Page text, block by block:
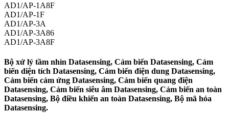
AD1/AP-1A8F
AD1/AP-1F
AD1/AP-3A
AD1/AP-3A86
AD1/AP-3A8F
Bộ xử lý tầm nhìn Datasensing, Cảm biến Datasensing, Cảm
biến diện tích Datasensing, Cảm biến điện dung Datasensing,
Cảm biến cảm ứng Datasensing, Cảm biến quang điện
Datasensing, Cảm biến siêu âm Datasensing, Cảm biến an toàn
Datasensing, Bộ điều khiển an toàn Datasensing, Bộ mã hóa
Datasensing.